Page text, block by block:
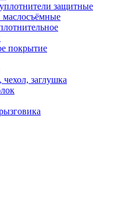
защитные
маслосъёмные
покрытие
заглушка